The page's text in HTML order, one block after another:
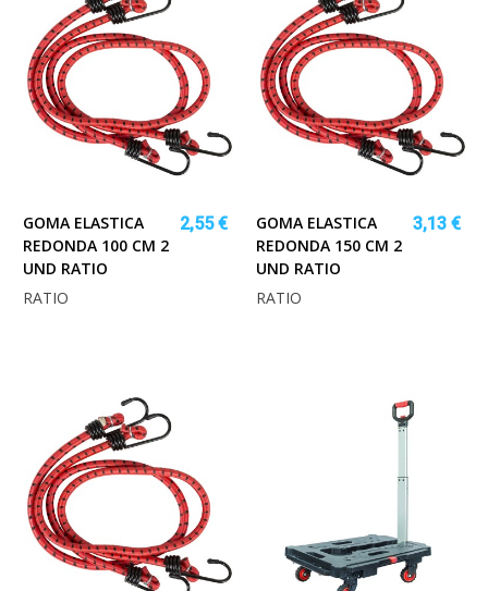
GOMA ELASTICA
REDONDA 100 CM 2
UND RATIO
2,55 €
RATIO
GOMA ELASTICA
REDONDA 150 CM 2
UND RATIO
3,13 €
RATIO